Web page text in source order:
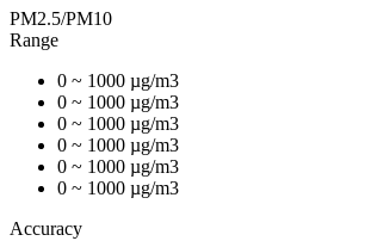
PM2.5/PM10
Range
0 ~ 1000 µg/m3
0 ~ 1000 µg/m3
0 ~ 1000 µg/m3
0 ~ 1000 µg/m3
0 ~ 1000 µg/m3
0 ~ 1000 µg/m3
Accuracy